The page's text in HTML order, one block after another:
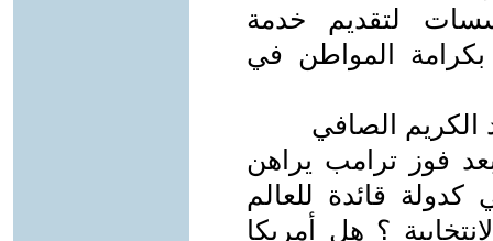
لتقديم خدمة
المواطن في
الكريم الصافي
فوز ترامب يراهن
قائدة للعالم
؟ هل أمريكا